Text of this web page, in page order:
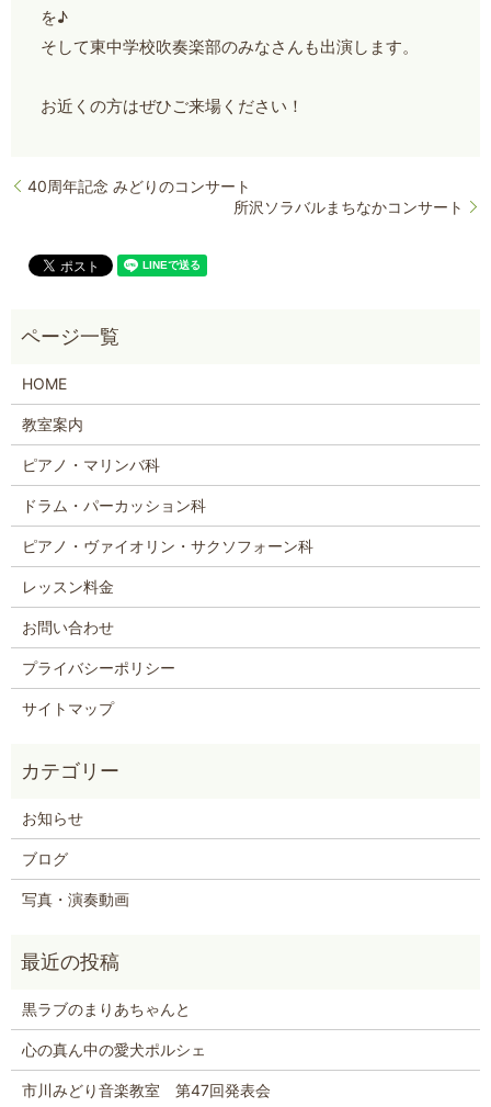
を♪
そして東中学校吹奏楽部のみなさんも出演します。
お近くの方はぜひご来場ください！
40周年記念 みどりのコンサート
所沢ソラバルまちなかコンサート
HOME
教室案内
ピアノ・マリンバ科
ドラム・パーカッション科
ピアノ・ヴァイオリン・サクソフォーン科
レッスン料金
お問い合わせ
プライバシーポリシー
サイトマップ
お知らせ
ブログ
写真・演奏動画
黒ラブのまりあちゃんと
心の真ん中の愛犬ポルシェ
市川みどり音楽教室 第47回発表会